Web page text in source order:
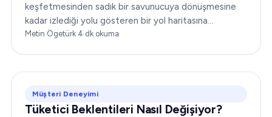
keşfetmesinden sadık bir savunucuya dönüşmesine
kadar izlediği yolu gösteren bir yol haritasına
benzetilebilir. Pazarlama ve müşteri hizmetleri
Metin Ögetürk·4 dk okuma
Müşteri Deneyimi
Tüketici Beklentileri Nasıl Değişiyor?